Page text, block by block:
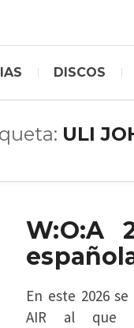
DISCOS
ULI
W:O:A
En este 2026
AIR al que